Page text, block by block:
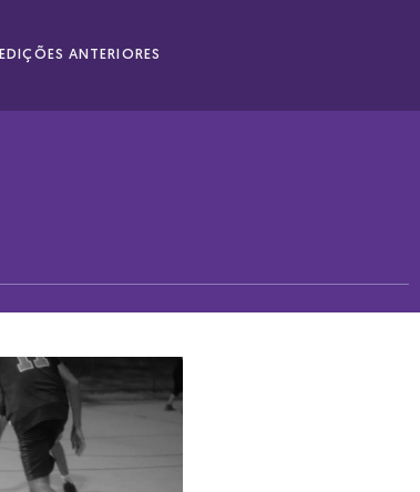
EDIÇÕES ANTERIORES